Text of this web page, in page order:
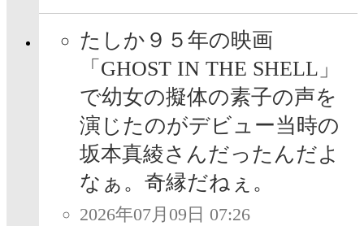
たしか９５年の映画
「GHOST IN THE SHELL」
で幼女の擬体の素子の声を
演じたのがデビュー当時の
坂本真綾さんだったんだよ
なぁ。奇縁だねぇ。
2026年07月09日 07:26